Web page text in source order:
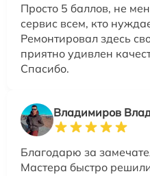
Просто 5 баллов, не
сервис всем, кто
Ремонтировал здесь
приятно удивлен
Спасибо.
Владимиров
Благодарю за
Мастера быстро